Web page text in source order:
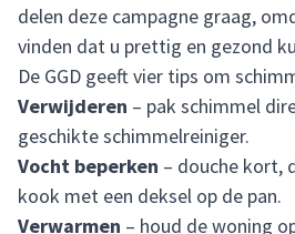
delen deze campagne graag,
vinden dat u prettig en gezond
De GGD geeft vier tips om
Verwijderen – pak schimmel
geschikte schimmelreiniger.
Vocht beperken – douche kort,
kook met een deksel op de pan.
Verwarmen – houd de woning